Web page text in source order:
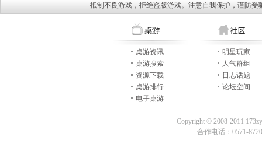
抵制不良游戏，拒绝盗版游戏。注意自我保护，谨防
桌游资讯
桌游搜索
资源下载
桌游排行
电子桌游
明星玩家
人气群组
日志话题
论坛空间
Copyright © 2008-2011
合作电话：0571-